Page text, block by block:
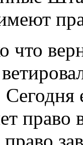
что
право